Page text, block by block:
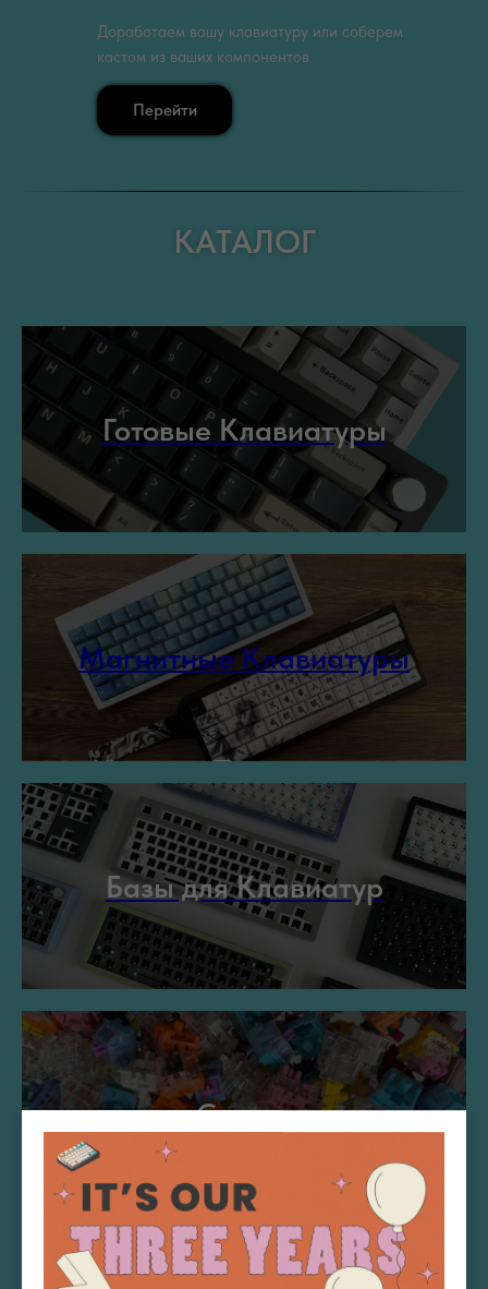
Доработаем вашу клавиатуру или соберем
кастом из ваших компонентов
Перейти
КАТАЛОГ
Готовые Клавиатуры
Магнитные Клавиатуры
Базы для Клавиатур
Свитчи